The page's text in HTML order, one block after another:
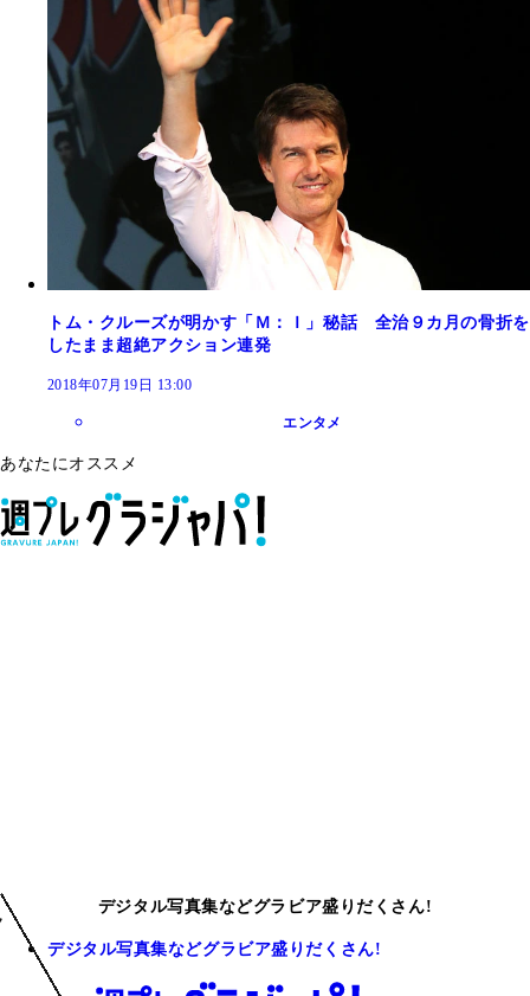
トム・クルーズが明かす「Ｍ：Ｉ」秘話 全治９カ月の骨折を
したまま超絶アクション連発
2018年07月19日 13:00
エンタメ
あなたにオススメ
デジタル写真集などグラビア盛りだくさん!
デジタル写真集などグラビア盛りだくさん!